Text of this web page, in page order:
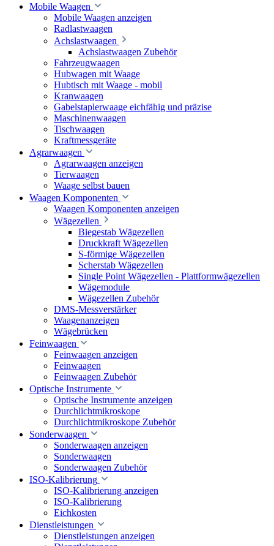
Mobile Waagen
Mobile Waagen anzeigen
Radlastwaagen
Achslastwaagen
Achslastwaagen Zubehör
Fahrzeugwaagen
Hubwagen mit Waage
Hubtisch mit Waage - mobil
Kranwaagen
Gabelstaplerwaage eichfähig und präzise
Maschinenwaagen
Tischwaagen
Kraftmessgeräte
Agrarwaagen
Agrarwaagen anzeigen
Tierwaagen
Waage selbst bauen
Waagen Komponenten
Waagen Komponenten anzeigen
Wägezellen
Biegestab Wägezellen
Druckkraft Wägezellen
S-förmige Wägezellen
Scherstab Wägezellen
Single Point Wägezellen - Plattformwägezellen
Wägemodule
Wägezellen Zubehör
DMS-Messverstärker
Waagenanzeigen
Wägebrücken
Feinwaagen
Feinwaagen anzeigen
Feinwaagen
Feinwaagen Zubehör
Optische Instrumente
Optische Instrumente anzeigen
Durchlichtmikroskope
Durchlichtmikroskope Zubehör
Sonderwaagen
Sonderwaagen anzeigen
Sonderwaagen
Sonderwaagen Zubehör
ISO-Kalibrierung
ISO-Kalibrierung anzeigen
ISO-Kalibrierung
Eichkosten
Dienstleistungen
Dienstleistungen anzeigen